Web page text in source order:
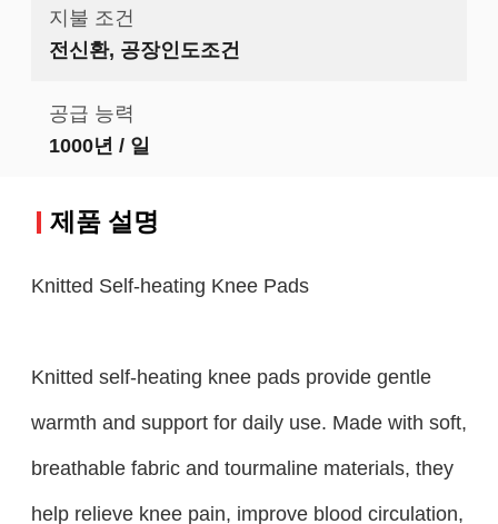
지불 조건
전신환, 공장인도조건
공급 능력
1000년 / 일
제품 설명
Knitted Self-heating Knee Pads
Knitted self-heating knee pads provide gentle
warmth and support for daily use. Made with soft,
breathable fabric and tourmaline materials, they
help relieve knee pain, improve blood circulation,